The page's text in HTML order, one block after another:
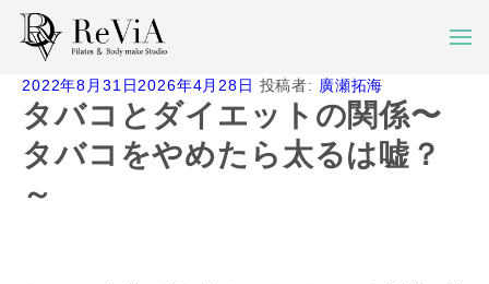
投
稿
日:
2022年8月31日2026年4月28日 投稿者: 廣瀬拓海
タバコとダイエットの関係〜
タバコをやめたら太るは嘘？
～